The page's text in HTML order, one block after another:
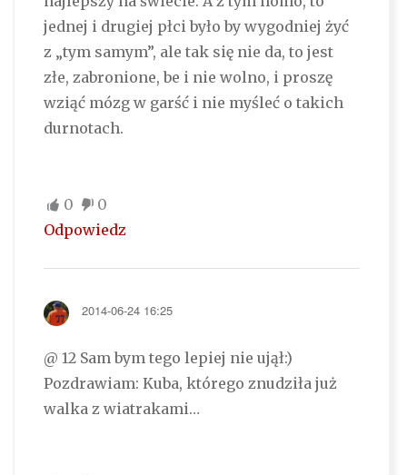
jednej i drugiej płci było by wygodniej żyć
z „tym samym”, ale tak się nie da, to jest
złe, zabronione, be i nie wolno, i proszę
wziąć mózg w garść i nie myśleć o takich
durnotach.
0
0
Odpowiedz
2014-06-24 16:25
@ 12 Sam bym tego lepiej nie ujął:)
Pozdrawiam: Kuba, którego znudziła już
walka z wiatrakami…